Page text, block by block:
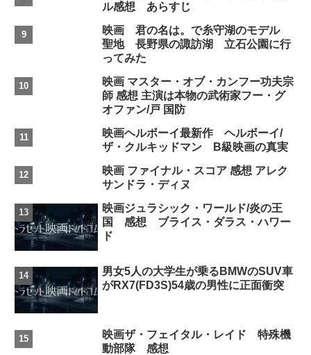
ル感想 あらすじ
映画 君の名は。で糸守湖のモデル
聖地 長野県の諏訪湖 立石公園に行
ってみた
映画 マスター・オブ・カンフー功夫宗
師 感想 主演は本物の武術家フー・グ
オファン/戸 国防
映画ヘルボーイ最新作 ヘルボーイ/
ザ・クルキッドマン B級映画の真実
映画 ファイナル・スコア 感想 アレク
サンドラ・ディヌ
映画ジュラシック・ワールド/炎の王
国 感想 ブライス・ダラス・ハワー
ド
男女5人の大学生が乗るBMWのSUV車
がRX7(FD3S)54歳の男性に正面衝突
映画ザ・フェイタル・レイド 特殊機
動部隊 感想